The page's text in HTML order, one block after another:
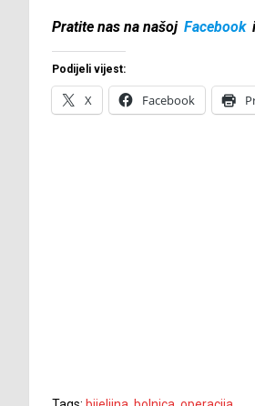
Pratite nas na našoj Facebook
Podijeli vijest:
X Facebook